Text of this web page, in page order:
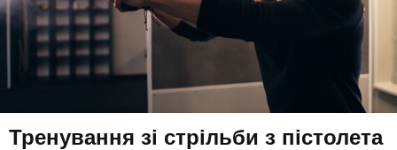
Тренування зі стрільби з пістолета